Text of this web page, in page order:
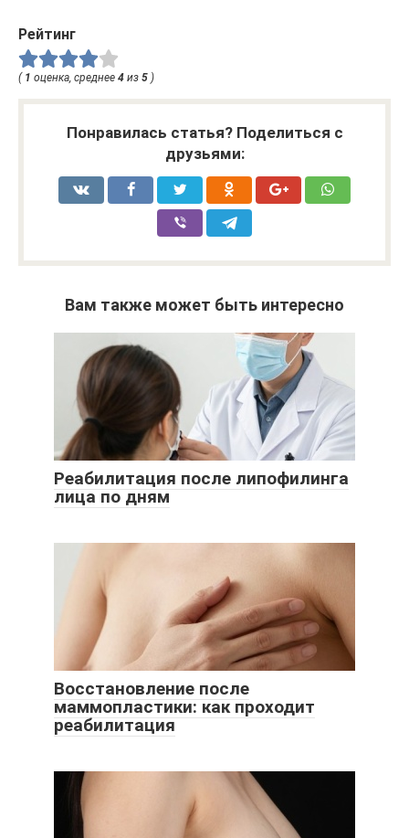
Рейтинг
( 1 оценка, среднее 4 из 5 )
Понравилась статья? Поделиться с
друзьями:
Вам также может быть интересно
Реабилитация после липофилинга
лица по дням
Восстановление после
маммопластики: как проходит
реабилитация